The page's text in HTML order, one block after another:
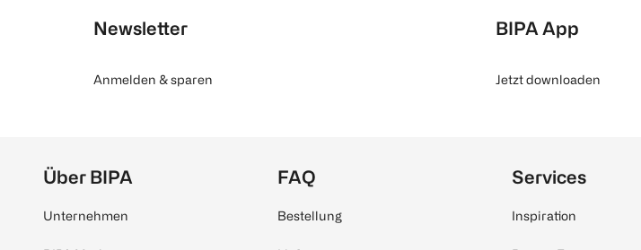
Newsletter
Anmelden & sparen
BIPA App
Jetzt downloaden
Über BIPA
Unternehmen
FAQ
Bestellung
Services
Inspiration